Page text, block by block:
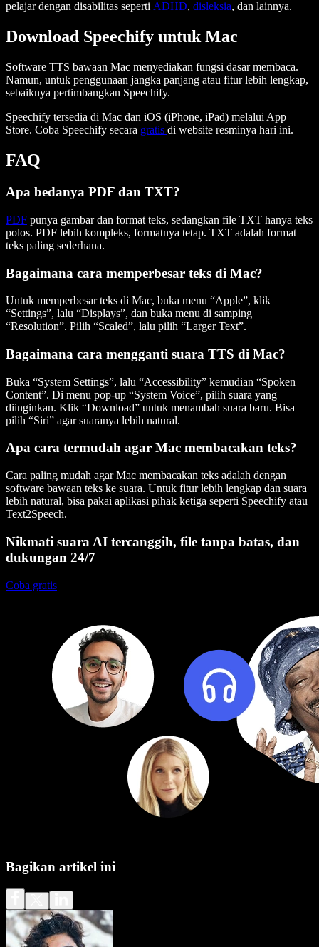
pelajar dengan disabilitas seperti ADHD, disleksia, dan lainnya.
Download Speechify untuk Mac
Software TTS bawaan Mac menyediakan fungsi dasar membaca.
Namun, untuk penggunaan jangka panjang atau fitur lebih lengkap,
sebaiknya pertimbangkan Speechify.
Speechify tersedia di Mac dan iOS (iPhone, iPad) melalui App
Store. Coba Speechify secara gratis di website resminya hari ini.
FAQ
Apa bedanya PDF dan TXT?
PDF punya gambar dan format teks, sedangkan file TXT hanya teks
polos. PDF lebih kompleks, formatnya tetap. TXT adalah format
teks paling sederhana.
Bagaimana cara memperbesar teks di Mac?
Untuk memperbesar teks di Mac, buka menu “Apple”, klik
“Settings”, lalu “Displays”, dan buka menu di samping
“Resolution”. Pilih “Scaled”, lalu pilih “Larger Text”.
Bagaimana cara mengganti suara TTS di Mac?
Buka “System Settings”, lalu “Accessibility” kemudian “Spoken
Content”. Di menu pop-up “System Voice”, pilih suara yang
diinginkan. Klik “Download” untuk menambah suara baru. Bisa
pilih “Siri” agar suaranya lebih natural.
Apa cara termudah agar Mac membacakan teks?
Cara paling mudah agar Mac membacakan teks adalah dengan
software bawaan teks ke suara. Untuk fitur lebih lengkap dan suara
lebih natural, bisa pakai aplikasi pihak ketiga seperti Speechify atau
Text2Speech.
Nikmati suara AI tercanggih, file tanpa batas, dan
dukungan 24/7
Coba gratis
Bagikan artikel ini